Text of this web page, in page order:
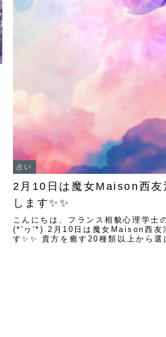
占い
2月10日は魔女Maison西友
します✨✨
こんにちは、フランス相貌心理学士
(*'ヮ'*) 2月10日は魔女Maison西友
す✨✨ 貴方を癒す20種類以上から選